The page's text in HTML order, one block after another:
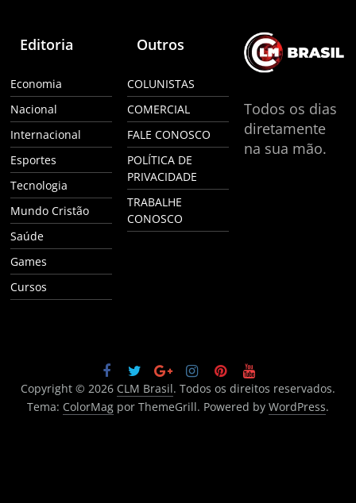
Editoria
Economia
Nacional
Internacional
Esportes
Tecnologia
Mundo Cristão
Saúde
Games
Cursos
Outros
COLUNISTAS
COMERCIAL
FALE CONOSCO
POLÍTICA DE
PRIVACIDADE
TRABALHE
CONOSCO
Todos os dias
diretamente
na sua mão.
Copyright © 2026 CLM Brasil. Todos os direitos reservados.
Tema: ColorMagpor ThemeGrill. Powered by WordPress.